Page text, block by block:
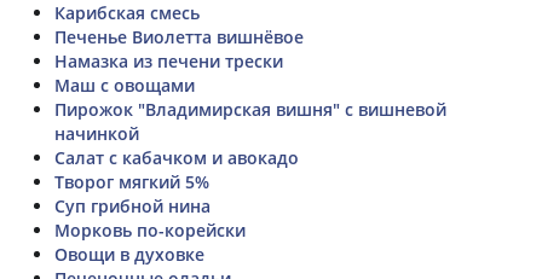
Карибская смесь
Печенье Виолетта вишнёвое
Намазка из печени трески
Маш с овощами
Пирожок "Владимирская вишня" с вишневой
начинкой
Салат с кабачком и авокадо
Творог мягкий 5%
Суп грибной нина
Морковь по-корейски
Овощи в духовке